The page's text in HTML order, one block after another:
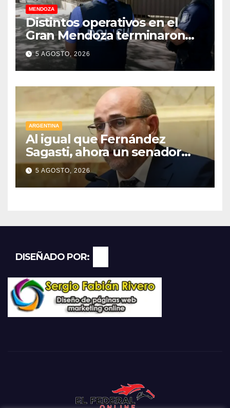
MENDOZA
Distintos operativos en el
Gran Mendoza terminaron
con cuatro delincuentes
detenidos
5 AGOSTO, 2026
ARGENTINA
Al igual que Fernández
Sagasti, ahora un senador
radical pidió votar en forma
remota
5 AGOSTO, 2026
DISEÑADO POR: